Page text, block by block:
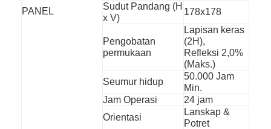
Papan Menu Digital Dalam Ruangan
papan tanda digital dalam ruangan
Membentang Panel LCD
PANEL
Sudut Pandang (H
x V)
178x178
Pengobatan
permukaan
Lapisan keras
(2H),
Refleksi 2,0%
(Maks.)
Seumur hidup
50.000 Jam
Min.
Jam Operasi
24 jam
Orientasi
Lanskap &
Potret